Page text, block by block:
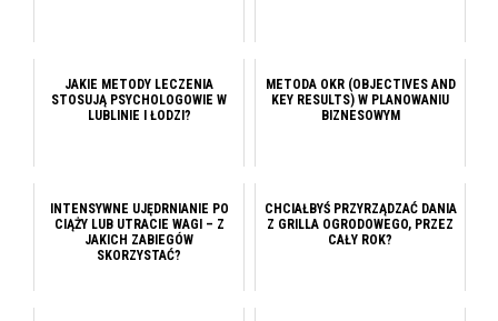
JAKIE METODY LECZENIA
STOSUJĄ PSYCHOLOGOWIE W
LUBLINIE I ŁODZI?
METODA OKR (OBJECTIVES AND
KEY RESULTS) W PLANOWANIU
BIZNESOWYM
INTENSYWNE UJĘDRNIANIE PO
CIĄŻY LUB UTRACIE WAGI – Z
JAKICH ZABIEGÓW
SKORZYSTAĆ?
CHCIAŁBYŚ PRZYRZĄDZAĆ DANIA
Z GRILLA OGRODOWEGO, PRZEZ
CAŁY ROK?